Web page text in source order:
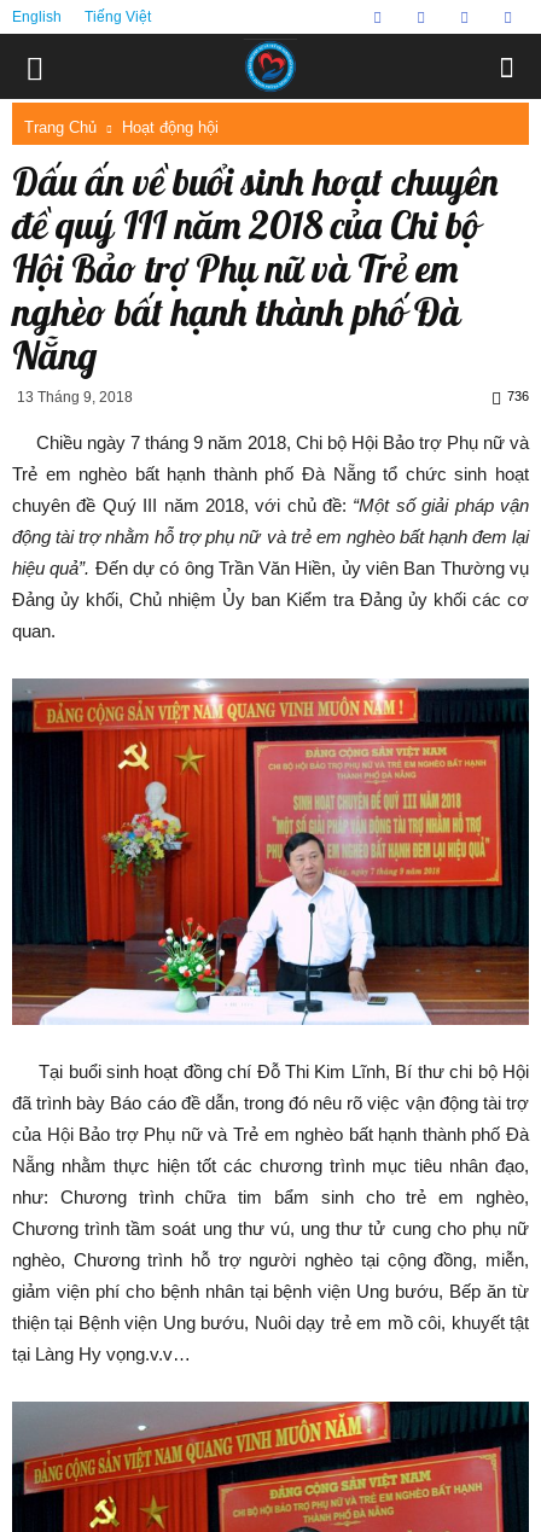
English Tiếng Việt
Trang Chủ Hoạt động hội
Dấu ấn về buổi sinh hoạt chuyên
đề quý III năm 2018 của Chi bộ
Hội Bảo trợ Phụ nữ và Trẻ em
nghèo bất hạnh thành phố Đà
Nẵng
13 Tháng 9, 2018 736
Chiều ngày 7 tháng 9 năm 2018, Chi bộ Hội Bảo trợ Phụ nữ và
Trẻ em nghèo bất hạnh thành phố Đà Nẵng tổ chức sinh hoạt
chuyên đề Quý III năm 2018, với chủ đề: “Một số giải pháp vận
động tài trợ nhằm hỗ trợ phụ nữ và trẻ em nghèo bất hạnh đem lại
hiệu quả”. Đến dự có ông Trần Văn Hiền, ủy viên Ban Thường vụ
Đảng ủy khối, Chủ nhiệm Ủy ban Kiểm tra Đảng ủy khối các cơ
quan.
Tại buổi sinh hoạt đồng chí Đỗ Thi Kim Lĩnh, Bí thư chi bộ Hội
đã trình bày Báo cáo đề dẫn, trong đó nêu rõ việc vận động tài trợ
của Hội Bảo trợ Phụ nữ và Trẻ em nghèo bất hạnh thành phố Đà
Nẵng nhằm thực hiện tốt các chương trình mục tiêu nhân đạo,
như: Chương trình chữa tim bẩm sinh cho trẻ em nghèo,
Chương trình tầm soát ung thư vú, ung thư tử cung cho phụ nữ
nghèo, Chương trình hỗ trợ người nghèo tại cộng đồng, miễn,
giảm viện phí cho bệnh nhân tại bệnh viện Ung bướu, Bếp ăn từ
thiện tại Bệnh viện Ung bướu, Nuôi dạy trẻ em mồ côi, khuyết tật
tại Làng Hy vọng.v.v…